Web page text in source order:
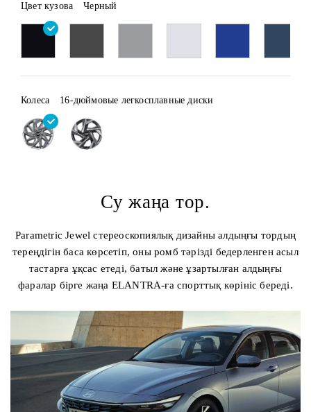
Цвет кузова Черный
Колеса 16-дюймовые легкосплавные диски
Су жаңа тор.
Parametric Jewel стереоскопиялық дизайны алдыңғы тордың
тереңдігін баса көрсетіп, оны ромб тәрізді бедерленген асыл
тастарға ұқсас етеді, батыл және ұзартылған алдыңғы
фаралар бірге жаңа ELANTRA-ға спорттық көрініс береді.